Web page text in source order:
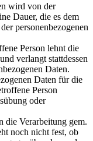
wird von der
Dauer, die es dem
personenbezogenen
Person lehnt die
verlangt stattdessen
Daten.
Daten für die
Person
oder
die Verarbeitung gem.
noch nicht fest, ob